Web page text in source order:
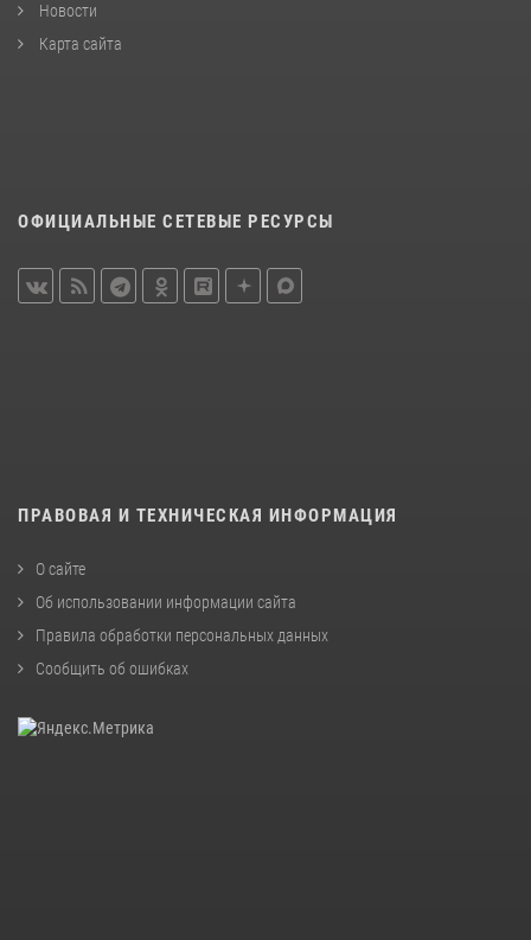
Новости
Карта сайта
ОФИЦИАЛЬНЫЕ СЕТЕВЫЕ РЕСУРСЫ
ПРАВОВАЯ И ТЕХНИЧЕСКАЯ ИНФОРМАЦИЯ
О сайте
Об использовании информации сайта
Правила обработки персональных данных
Сообщить об ошибках